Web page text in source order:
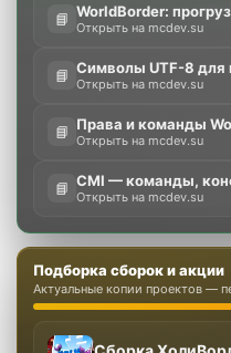
📘 WorldBorder:
Открыть на mcdev.su
📘 Символы UTF-8 для
Открыть на mcdev.su
📘 Права и команды
Открыть на mcdev.su
📘 CMI — команды,
Открыть на mcdev.su
Подборка сборок и акции
Актуальные копии проектов —